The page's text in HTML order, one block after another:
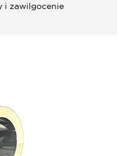
i zawilgocenie